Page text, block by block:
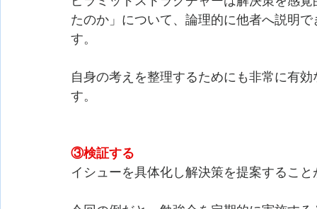
たのか」について、論理的に他者へ説明
す。
自身の考えを整理するためにも非常に有
す
③検証する
イシューを具体化し解決策を提案するこ